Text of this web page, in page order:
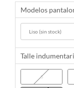
Modelos
Talle
S